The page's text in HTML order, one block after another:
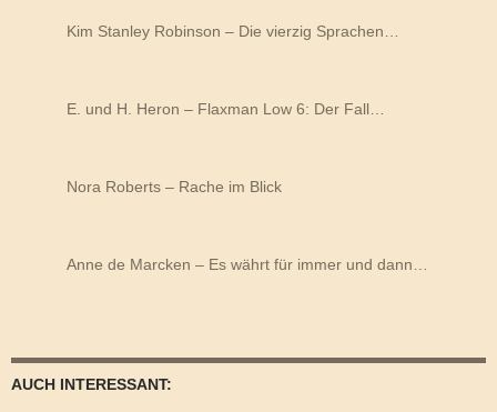
Kim Stanley Robinson – Die vierzig Sprachen…
E. und H. Heron – Flaxman Low 6: Der Fall…
Nora Roberts – Rache im Blick
Anne de Marcken – Es währt für immer und dann…
AUCH INTERESSANT: